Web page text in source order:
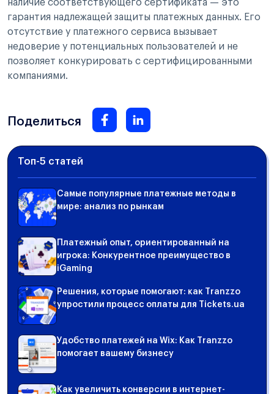
наличие соответствующего сертификата — это
гарантия надлежащей защиты платежных данных. Его
отсутствие у платежного сервиса вызывает
недоверие у потенциальных пользователей и не
позволяет конкурировать с сертифицированными
компаниями.
Поделиться
Топ-5 статей
Самые популярные платежные методы в
мире: анализ по рынкам
Платежный опыт, ориентированный на
игрока: Конкурентное преимущество в
iGaming
Решения, которые помогают: как Tranzzo
упростили процесс оплаты для Tickets.ua
Удобство платежей на Wix: Как Tranzzo
помогает вашему бизнесу
Как увеличить конверсии в интернет-